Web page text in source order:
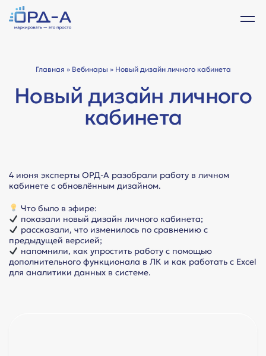
Главная » Вебинары » Новый дизайн личного кабинета
Новый дизайн личного
кабинета
4 июня эксперты ОРД-А разобрали работу в личном
кабинете с обновлённым дизайном.
Что было в эфире:
показали новый дизайн личного кабинета;
рассказали, что изменилось по сравнению с
предыдущей версией;
напомнили, как упростить работу с помощью
дополнительного функционала в ЛК и как работать с Excel
для аналитики данных в системе.